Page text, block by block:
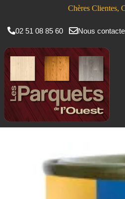
Chères Clientes,
02 51 08 85 60 Nous